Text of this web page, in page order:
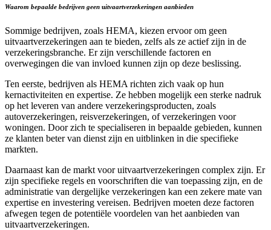
Waarom bepaalde bedrijven geen uitvaartverzekeringen aanbieden
Sommige bedrijven, zoals HEMA, kiezen ervoor om geen
uitvaartverzekeringen aan te bieden, zelfs als ze actief zijn in de
verzekeringsbranche. Er zijn verschillende factoren en
overwegingen die van invloed kunnen zijn op deze beslissing.
Ten eerste, bedrijven als HEMA richten zich vaak op hun
kernactiviteiten en expertise. Ze hebben mogelijk een sterke nadruk
op het leveren van andere verzekeringsproducten, zoals
autoverzekeringen, reisverzekeringen, of verzekeringen voor
woningen. Door zich te specialiseren in bepaalde gebieden, kunnen
ze klanten beter van dienst zijn en uitblinken in die specifieke
markten.
Daarnaast kan de markt voor uitvaartverzekeringen complex zijn. Er
zijn specifieke regels en voorschriften die van toepassing zijn, en de
administratie van dergelijke verzekeringen kan een zekere mate van
expertise en investering vereisen. Bedrijven moeten deze factoren
afwegen tegen de potentiële voordelen van het aanbieden van
uitvaartverzekeringen.